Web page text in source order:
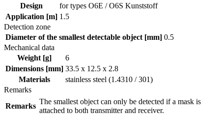
Design
for types O6E / O6S Kunststoff
Application [m] 1.5
Detection zone
Diameter of the smallest detectable object [mm] 0.5
Mechanical data
Weight [g]
6
Dimensions [mm] 33.5 x 12.5 x 2.8
Materials
stainless steel (1.4310 / 301)
Remarks
Remarks
The smallest object can only be detected if a mask is
attached to both transmitter and receiver.